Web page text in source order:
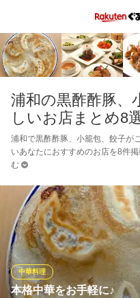
浦和の黒酢酢豚、
しいお店まとめ8
浦和で黒酢酢豚、小籠包、餃子が
いあなたにおすすめのお店を8件
む
本格中華をお手軽に♪
中華料理